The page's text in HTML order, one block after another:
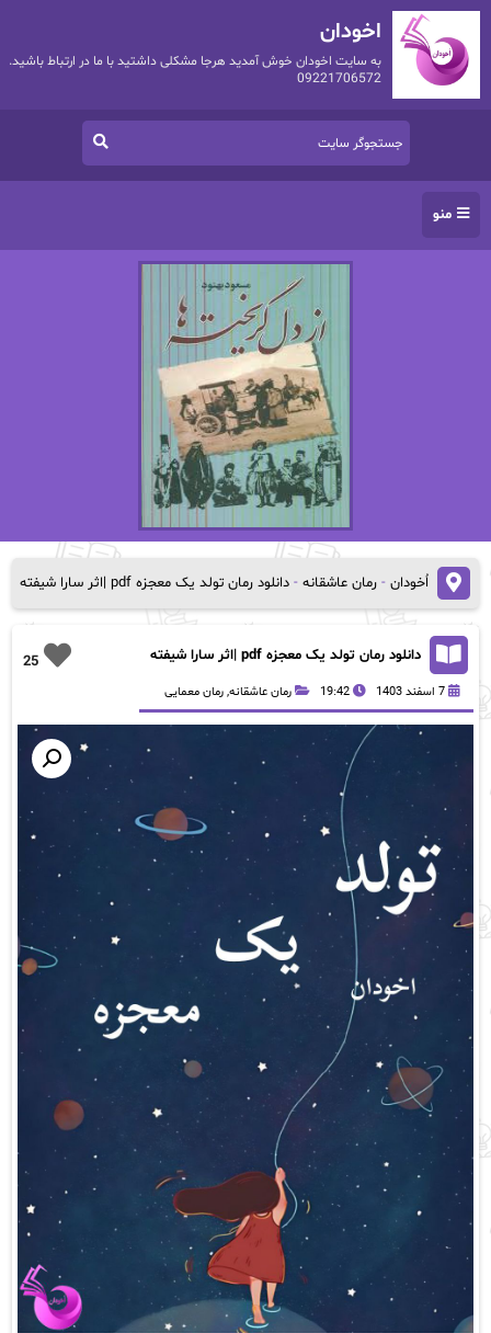
اخودان
به سایت اخودان خوش آمدید هرجا مشکلی داشتید با ما در ارتباط باشید.
09221706572
منو
اُخودان- رمان عاشقانه- دانلود رمان تولد یک معجزه pdf |اثر سارا شیفته
25 دانلود رمان تولد یک معجزه pdf |اثر سارا شیفته
7 اسفند 1403 19:42 رمان عاشقانه, رمان معمایی